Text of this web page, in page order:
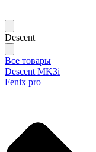
Descent
Все товары
Descent MK3i
Fenix pro